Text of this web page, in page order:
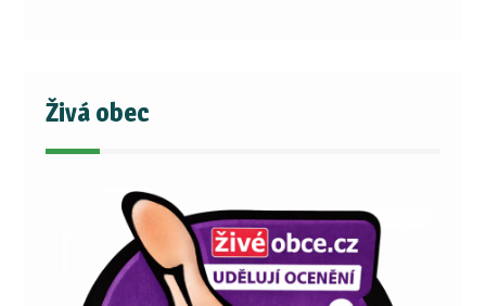
Živá obec